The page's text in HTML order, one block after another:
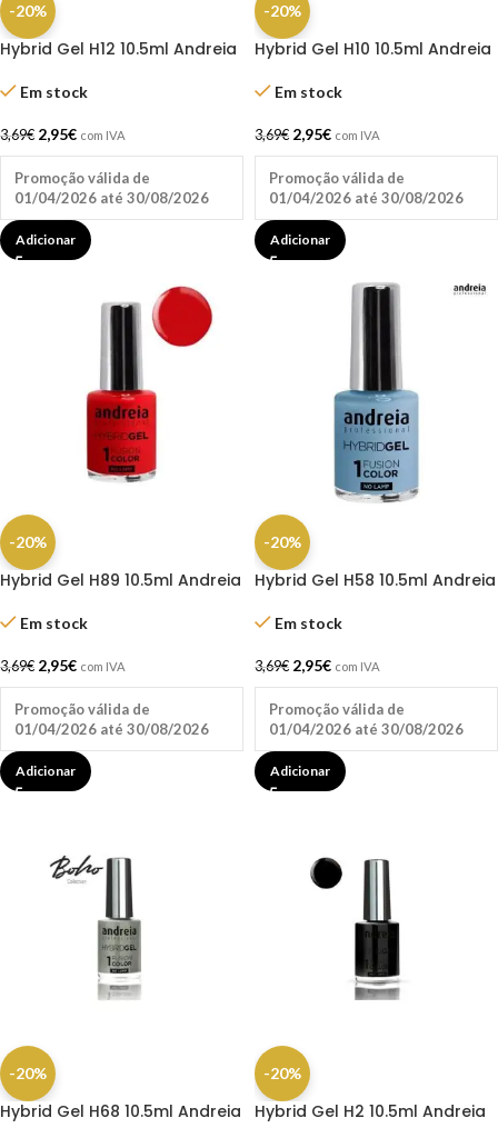
-20%
Hybrid Gel H12 10.5ml Andreia
Em stock
3,69€ 2,95€ com IVA
Promoção válida de
01/04/2026 até 30/08/2026
Adicionar
-20%
Hybrid Gel H10 10.5ml Andreia
Em stock
3,69€ 2,95€ com IVA
Promoção válida de
01/04/2026 até 30/08/2026
Adicionar
-20%
Hybrid Gel H89 10.5ml Andreia
Em stock
3,69€ 2,95€ com IVA
Promoção válida de
01/04/2026 até 30/08/2026
Adicionar
-20%
Hybrid Gel H58 10.5ml Andreia
Em stock
3,69€ 2,95€ com IVA
Promoção válida de
01/04/2026 até 30/08/2026
Adicionar
-20%
Hybrid Gel H68 10.5ml Andreia
-20%
Hybrid Gel H2 10.5ml Andreia